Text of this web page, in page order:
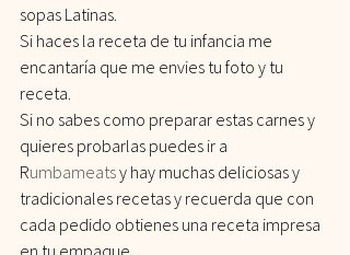
sopas Latinas.
Si haces la receta de tu infancia me
encantaría que me envies tu foto y tu
receta.
Si no sabes como preparar estas carnes y
quieres probarlas puedes ir a
Rumbameats y hay muchas deliciosas y
tradicionales recetas y recuerda que con
cada pedido obtienes una receta impresa
en tu empaque.